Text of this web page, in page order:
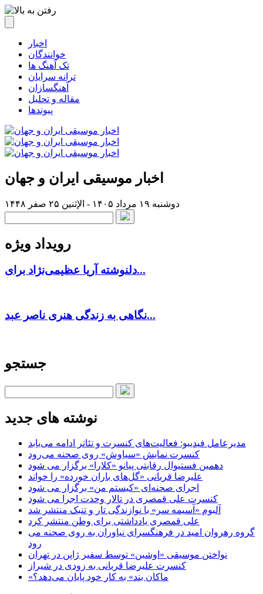
اخبار
خوانندگان
تک آهنگ ها
ترانه سرایان
آهنگسازان
مقاله و تحلیل
پیوندها
اخبار موسیقی ایران و جهان
دوشنبه ۱۹ مرداد ۱۴۰۵ - الإثنين ۲۵ صفر ۱۴۴۸
رویداد ویژه
دلنوشته آریا عظیمی‌نژاد برای...
نگاهی به زندگی هنری ناصر عبد...
جستجو
نوشته های جدید
مدیرعامل فیدیبو: فعالیت‌های کنسرت و تئاتر ادامه می‌یابد
کنسرت‌ نمایش «سیاوش» روی صحنه می‌رود
دهمین فستیوال رقابتی پیانو «کلارا» برگزار می شود
علیرضا قربانی «گل‌های باران خورده» را خواند
اجرای صحنه‌ای «کیستم من» برگزار می شود
کنسرت علی قمصری در تالار وحدت اجرا می شود
آلبوم «آسیمه سر» با نوازندگی تار و تنبک منتشر شد
علی قمصری یادداشتی برای وطن منتشر کرد
گروه رهروان امید در فرهنگسرای نیاوران به روی صحنه می
رود
نواختن موسیقی «اوشین» توسط سفیر ژاپن در تهران
کنسرت علیرضا قربانی به زودی در شیراز
«ماکان بند» به کار خود پایان می‌دهد؟